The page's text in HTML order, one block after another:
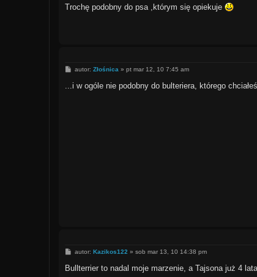
s
t
Trochę podobny do psa ,którym się opiekuje
P
s
t
autor: Złośnica » pt mar 12, 10 7:45 am
...i w ogóle nie podobny do bulteriera, którego
P
s
t
autor: Kazikos122 » sob mar 13, 10 14:38 pm
Bullterrier to nadal moje marzenie, a Tajsona już 4